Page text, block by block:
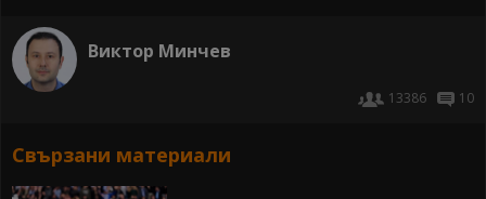
Виктор Минчев
13386 10
Свързани материали